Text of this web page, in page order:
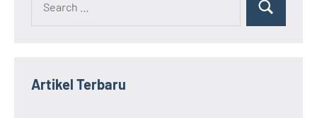
Search
Artikel Terbaru